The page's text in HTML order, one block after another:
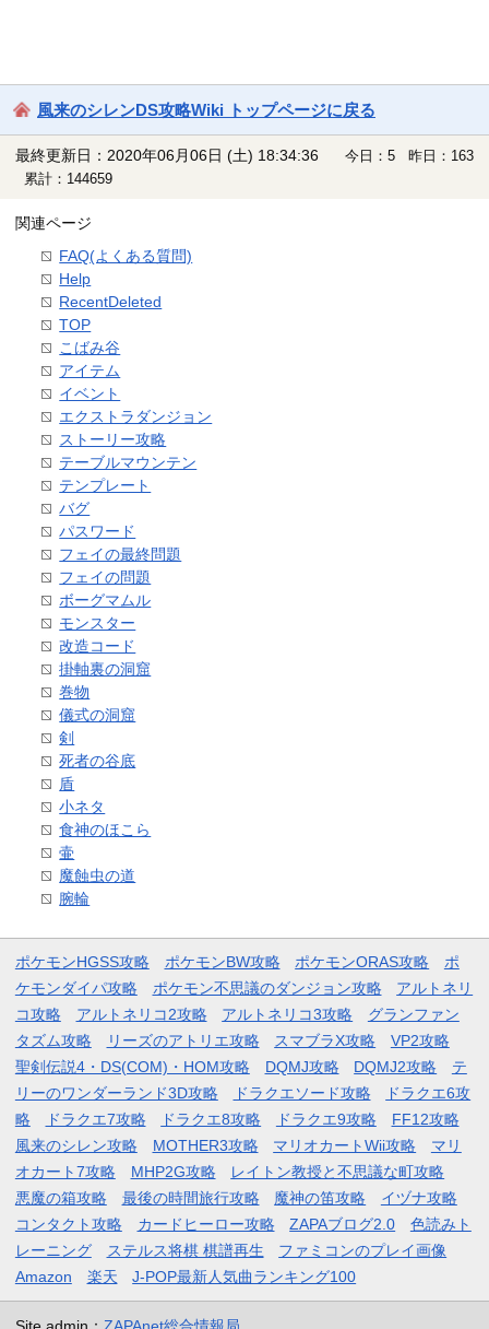
風来のシレンDS攻略Wiki トップページに戻る
最終更新日：2020年06月06日 (土) 18:34:36
今日：5 昨日：163
累計：144659
関連ページ
FAQ(よくある質問)
Help
RecentDeleted
TOP
こばみ谷
アイテム
イベント
エクストラダンジョン
ストーリー攻略
テーブルマウンテン
テンプレート
バグ
パスワード
フェイの最終問題
フェイの問題
ボーグマムル
モンスター
改造コード
掛軸裏の洞窟
巻物
儀式の洞窟
剣
死者の谷底
盾
小ネタ
食神のほこら
壷
魔蝕虫の道
腕輪
ポケモンHGSS攻略 ポケモンBW攻略 ポケモンORAS攻略
ポ
ケモンダイパ攻略
ポケモン不思議のダンジョン攻略
アルトネリ
コ攻略
アルトネリコ2攻略 アルトネリコ3攻略
グランファン
タズム攻略
リーズのアトリエ攻略 スマブラX攻略
VP2攻略
聖剣伝説4・DS(COM)・HOM攻略
DQMJ攻略 DQMJ2攻略
テ
リーのワンダーランド3D攻略
ドラクエソード攻略
ドラクエ6攻
略
ドラクエ7攻略 ドラクエ8攻略 ドラクエ9攻略
FF12攻略
風来のシレン攻略
MOTHER3攻略 マリオカートWii攻略
マリ
オカート7攻略
MHP2G攻略
レイトン教授と不思議な町攻略
悪魔の箱攻略
最後の時間旅行攻略 魔神の笛攻略
イヅナ攻略
コンタクト攻略
カードヒーロー攻略 ZAPAブログ2.0
色読みト
レーニング
ステルス将棋 棋譜再生
ファミコンのプレイ画像
Amazon
楽天 J-POP最新人気曲ランキング100
Site admin： ZAPAnet総合情報局